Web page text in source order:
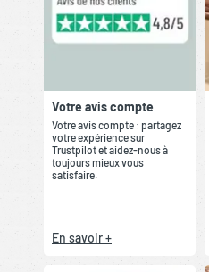
Votre avis compte
Votre avis compte : partagez
votre expérience sur
Trustpilot et aidez-nous à
toujours mieux vous
satisfaire.
En savoir +